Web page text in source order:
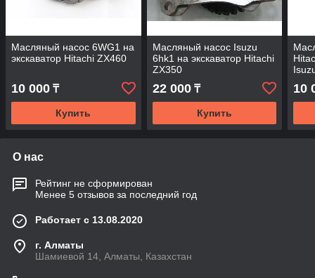
Масляный насос 6WG1 на
экскаватор Hitachi ZX460
10 000 ₸
Купить
Масляный насос Isuzu
6hk1 на экскаватор Hitachi
ZX350
22 000₸
Купить
10
О нас
Рейтинг не сформирован
Менее 5 отзывов за последний год
Работает с 13.08.2020
г. Алматы
Шамиевой 14, Алматы, Казахстан